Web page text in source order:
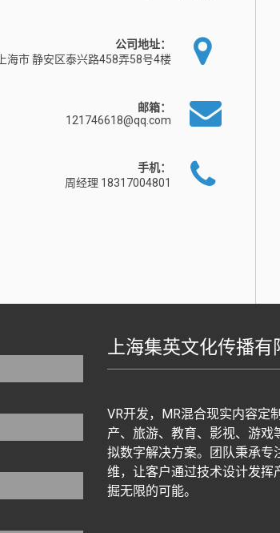
公司地址：
上海市 静安区泰兴路458弄58号4楼
邮箱：
121746618@qq.com
手机：
周经理 18317004801
上海集英文化传播有
VR开发，MR混合现实内容定
产、旅游、教育、影视、游戏
拟数字解决方案。团队秉承专
维，让客户通过技术设计发挥
掘无限的可能。